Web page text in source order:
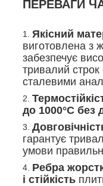
ПЕРЕВАГИ
Якісний
виготовлена з
забезпечує
тривалий строк
сталевими
до 1000°C без
гарантує
умови
Ребра
і стійкість